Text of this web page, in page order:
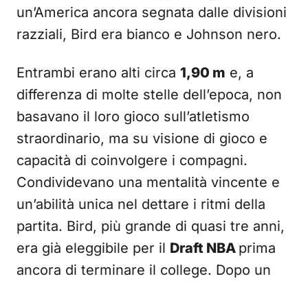
un’America ancora segnata dalle divisioni
razziali, Bird era bianco e Johnson nero.
Entrambi erano alti circa 1,90 m e, a
differenza di molte stelle dell’epoca, non
basavano il loro gioco sull’atletismo
straordinario, ma su visione di gioco e
capacità di coinvolgere i compagni.
Condividevano una mentalità vincente e
un’abilità unica nel dettare i ritmi della
partita. Bird, più grande di quasi tre anni,
era già eleggibile per il Draft NBA prima
ancora di terminare il college. Dopo un